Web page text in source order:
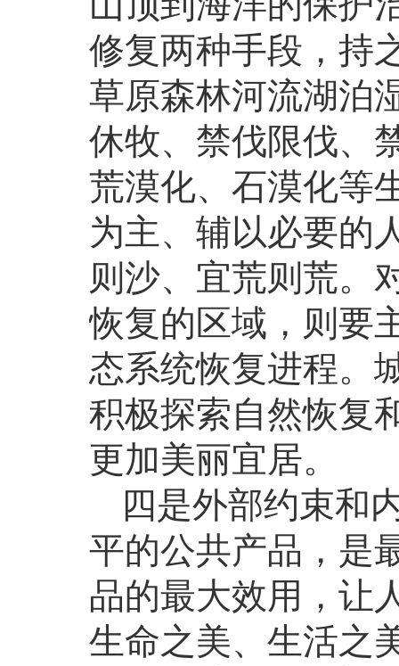
修复两种手段，持
草原森林河流湖泊
休牧、禁伐限伐、
荒漠化、石漠化等
为主、辅以必要的
则沙、宜荒则荒。
恢复的区域，则要
态系统恢复进程。
积极探索自然恢复
更加美丽宜居。
四是外部约束和
平的公共产品，是
品的最大效用，让
生命之美、生活之